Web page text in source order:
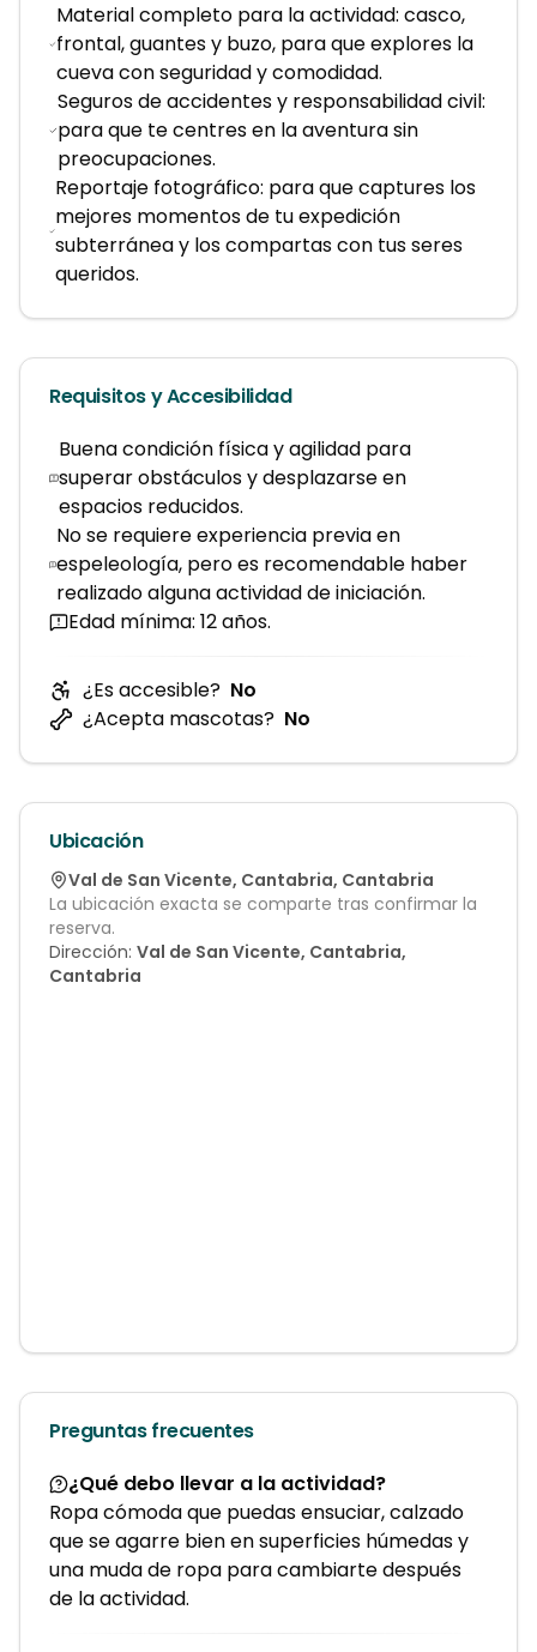
Material completo para la actividad: casco,
frontal, guantes y buzo, para que explores la
cueva con seguridad y comodidad.
Seguros de accidentes y responsabilidad civil:
para que te centres en la aventura sin
preocupaciones.
Reportaje fotográfico: para que captures los
mejores momentos de tu expedición
subterránea y los compartas con tus seres
queridos.
Requisitos y Accesibilidad
Buena condición física y agilidad para
superar obstáculos y desplazarse en
espacios reducidos.
No se requiere experiencia previa en
espeleología, pero es recomendable haber
realizado alguna actividad de iniciación.
Edad mínima: 12 años.
¿Es accesible? No
¿Acepta mascotas? No
Ubicación
Val de San Vicente, Cantabria, Cantabria
La ubicación exacta se comparte tras confirmar la
reserva.
Dirección: Val de San Vicente, Cantabria,
Cantabria
Preguntas frecuentes
¿Qué debo llevar a la actividad?
Ropa cómoda que puedas ensuciar, calzado
que se agarre bien en superficies húmedas y
una muda de ropa para cambiarte después
de la actividad.